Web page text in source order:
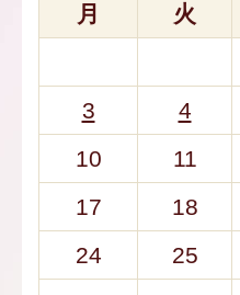
月 火
3 4
10
11
17
18
24
25